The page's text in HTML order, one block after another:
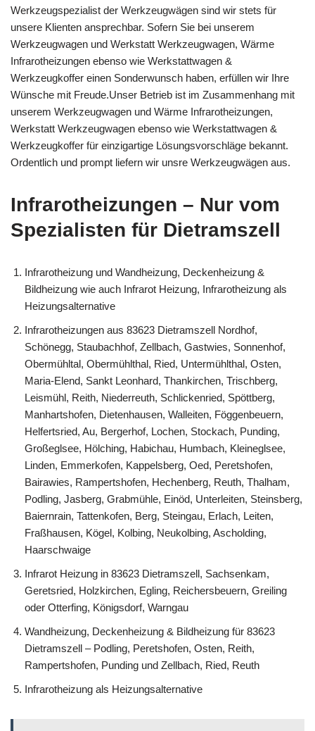
Werkzeugspezialist der Werkzeugwägen sind wir stets für
unsere Klienten ansprechbar. Sofern Sie bei unserem
Werkzeugwagen und Werkstatt Werkzeugwagen, Wärme
Infrarotheizungen ebenso wie Werkstattwagen &
Werkzeugkoffer einen Sonderwunsch haben, erfüllen wir Ihre
Wünsche mit Freude.Unser Betrieb ist im Zusammenhang mit
unserem Werkzeugwagen und Wärme Infrarotheizungen,
Werkstatt Werkzeugwagen ebenso wie Werkstattwagen &
Werkzeugkoffer für einzigartige Lösungsvorschläge bekannt.
Ordentlich und prompt liefern wir unsre Werkzeugwägen aus.
Infrarotheizungen – Nur vom
Spezialisten für Dietramszell
Infrarotheizung und Wandheizung, Deckenheizung &
Bildheizung wie auch Infrarot Heizung, Infrarotheizung als
Heizungsalternative
Infrarotheizungen aus 83623 Dietramszell Nordhof,
Schönegg, Staubachhof, Zellbach, Gastwies, Sonnenhof,
Obermühltal, Obermühlthal, Ried, Untermühlthal, Osten,
Maria-Elend, Sankt Leonhard, Thankirchen, Trischberg,
Leismühl, Reith, Niederreuth, Schlickenried, Spöttberg,
Manhartshofen, Dietenhausen, Walleiten, Föggenbeuern,
Helfertsried, Au, Bergerhof, Lochen, Stockach, Punding,
Großeglsee, Hölching, Habichau, Humbach, Kleineglsee,
Linden, Emmerkofen, Kappelsberg, Oed, Peretshofen,
Bairawies, Rampertshofen, Hechenberg, Reuth, Thalham,
Podling, Jasberg, Grabmühle, Einöd, Unterleiten, Steinsberg,
Baiernrain, Tattenkofen, Berg, Steingau, Erlach, Leiten,
Fraßhausen, Kögel, Kolbing, Neukolbing, Ascholding,
Haarschwaige
Infrarot Heizung in 83623 Dietramszell, Sachsenkam,
Geretsried, Holzkirchen, Egling, Reichersbeuern, Greiling
oder Otterfing, Königsdorf, Warngau
Wandheizung, Deckenheizung & Bildheizung für 83623
Dietramszell – Podling, Peretshofen, Osten, Reith,
Rampertshofen, Punding und Zellbach, Ried, Reuth
Infrarotheizung als Heizungsalternative